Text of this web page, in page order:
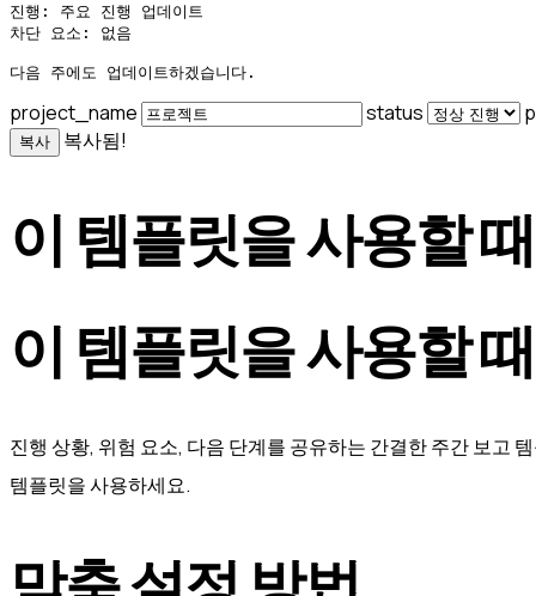
진행: 주요 진행 업데이트
차단 요소: 없음
다음 주에도 업데이트하겠습니다.
project_name status
복사 복사됨!
이 템플릿을 사용할 때
이 템플릿을 사용할 때
진행 상황, 위험 요소, 다음 단계를 공유하는 간결한 주간 보고
템플릿을 사용하세요.